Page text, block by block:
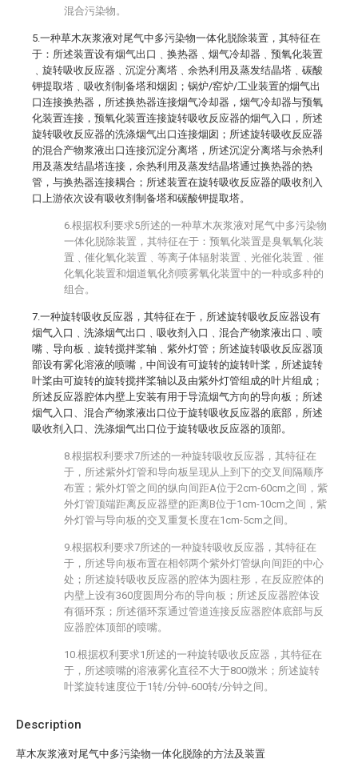
Description
草木灰浆液对尾气中多污染物一体化脱除的方法及装置
混合污染物。
5.一种草木灰浆液对尾气中多污染物一体化脱除装置，其特征在
于：所述装置设有烟气出口﹑换热器﹑烟气冷却器﹑预氧化装置
﹑旋转吸收反应器﹑沉淀分离塔﹑余热利用及蒸发结晶塔﹑碳酸
钾提取塔﹑吸收剂制备塔和烟囱；锅炉/窑炉/工业装置的烟气出
口连接换热器，所述换热器连接烟气冷却器，烟气冷却器与预氧
化装置连接，预氧化装置连接旋转吸收反应器的烟气入口，所述
旋转吸收反应器的洗涤烟气出口连接烟囱；所述旋转吸收反应器
的混合产物浆液出口连接沉淀分离塔，所述沉淀分离塔与余热利
用及蒸发结晶塔连接，余热利用及蒸发结晶塔通过换热器的热
管，与换热器连接耦合；所述装置在旋转吸收反应器的吸收剂入
口上游依次设有吸收剂制备塔和碳酸钾提取塔。
6.根据权利要求5所述的一种草木灰浆液对尾气中多污染物
一体化脱除装置，其特征在于：预氧化装置是臭氧氧化装
置﹑催化氧化装置﹑等离子体辐射装置﹑光催化装置﹑催
化氧化装置和烟道氧化剂喷雾氧化装置中的一种或多种的
组合。
7.一种旋转吸收反应器，其特征在于，所述旋转吸收反应器设有
烟气入口﹑洗涤烟气出口﹑吸收剂入口﹑混合产物浆液出口﹑喷
嘴﹑导向板﹑旋转搅拌桨轴﹑紫外灯管；所述旋转吸收反应器顶
部设有雾化溶液的喷嘴，中间设有可旋转的旋转叶桨，所述旋转
叶桨由可旋转的旋转搅拌桨轴以及由紫外灯管组成的叶片组成；
所述反应器腔体内壁上安装有用于导流烟气方向的导向板；所述
烟气入口、混合产物浆液出口位于旋转吸收反应器的底部，所述
吸收剂入口、洗涤烟气出口位于旋转吸收反应器的顶部。
8.根据权利要求7所述的一种旋转吸收反应器，其特征在
于，所述紫外灯管和导向板呈现从上到下的交叉间隔顺序
布置；紫外灯管之间的纵向间距A位于2cm-60cm之间，紫
外灯管顶端距离反应器壁的距离B位于1cm-10cm之间，紫
外灯管与导向板的交叉重复长度在1cm-5cm之间。
9.根据权利要求7所述的一种旋转吸收反应器，其特征在
于，所述导向板布置在相邻两个紫外灯管纵向间距的中心
处；所述旋转吸收反应器的腔体为圆柱形，在反应腔体的
内壁上设有360度圆周分布的导向板；所述反应器腔体设
有循环泵；所述循环泵通过管道连接反应器腔体底部与反
应器腔体顶部的喷嘴。
10.根据权利要求1所述的一种旋转吸收反应器，其特征在
于，所述喷嘴的溶液雾化直径不大于800微米；所述旋转
叶桨旋转速度位于1转/分钟-600转/分钟之间。